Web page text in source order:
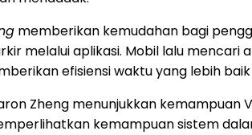
memberikan kemudahan bagi
melalui aplikasi. Mobil lalu
efisiensi waktu yang lebih
Zheng menunjukkan
kemampuan sistem